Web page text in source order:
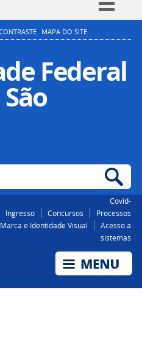
Simplifique!
Participe
Acesso à informação
Legislação
MAPA DO SITE
Federal
Covid-
Ingresso Concursos
Processos
Marca e Identidade Visual
Acesso a
sistemas